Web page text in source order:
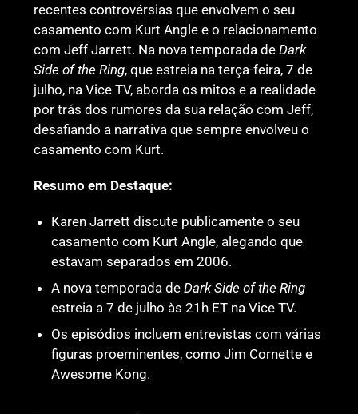
recentes controvérsias que envolvem o seu
casamento com Kurt Angle e o relacionamento
com Jeff Jarrett. Na nova temporada deDark
Side of the Ring, que estreia na terça-feira, 7 de
julho, na Vice TV, aborda os mitos e a realidade
por trás dos rumores da sua relação com Jeff,
desafiando a narrativa que sempre envolveu o
casamento com Kurt.
Resumo em Destaque:
Karen Jarrett discute publicamente o seu
casamento com Kurt Angle, alegando que
estavam separados em 2006.
A nova temporada deDark Side of the Ring
estreia a 7 de julho às 21h ET na Vice TV.
Os episódios incluem entrevistas com várias
figuras proeminentes, como Jim Cornette e
Awesome Kong.